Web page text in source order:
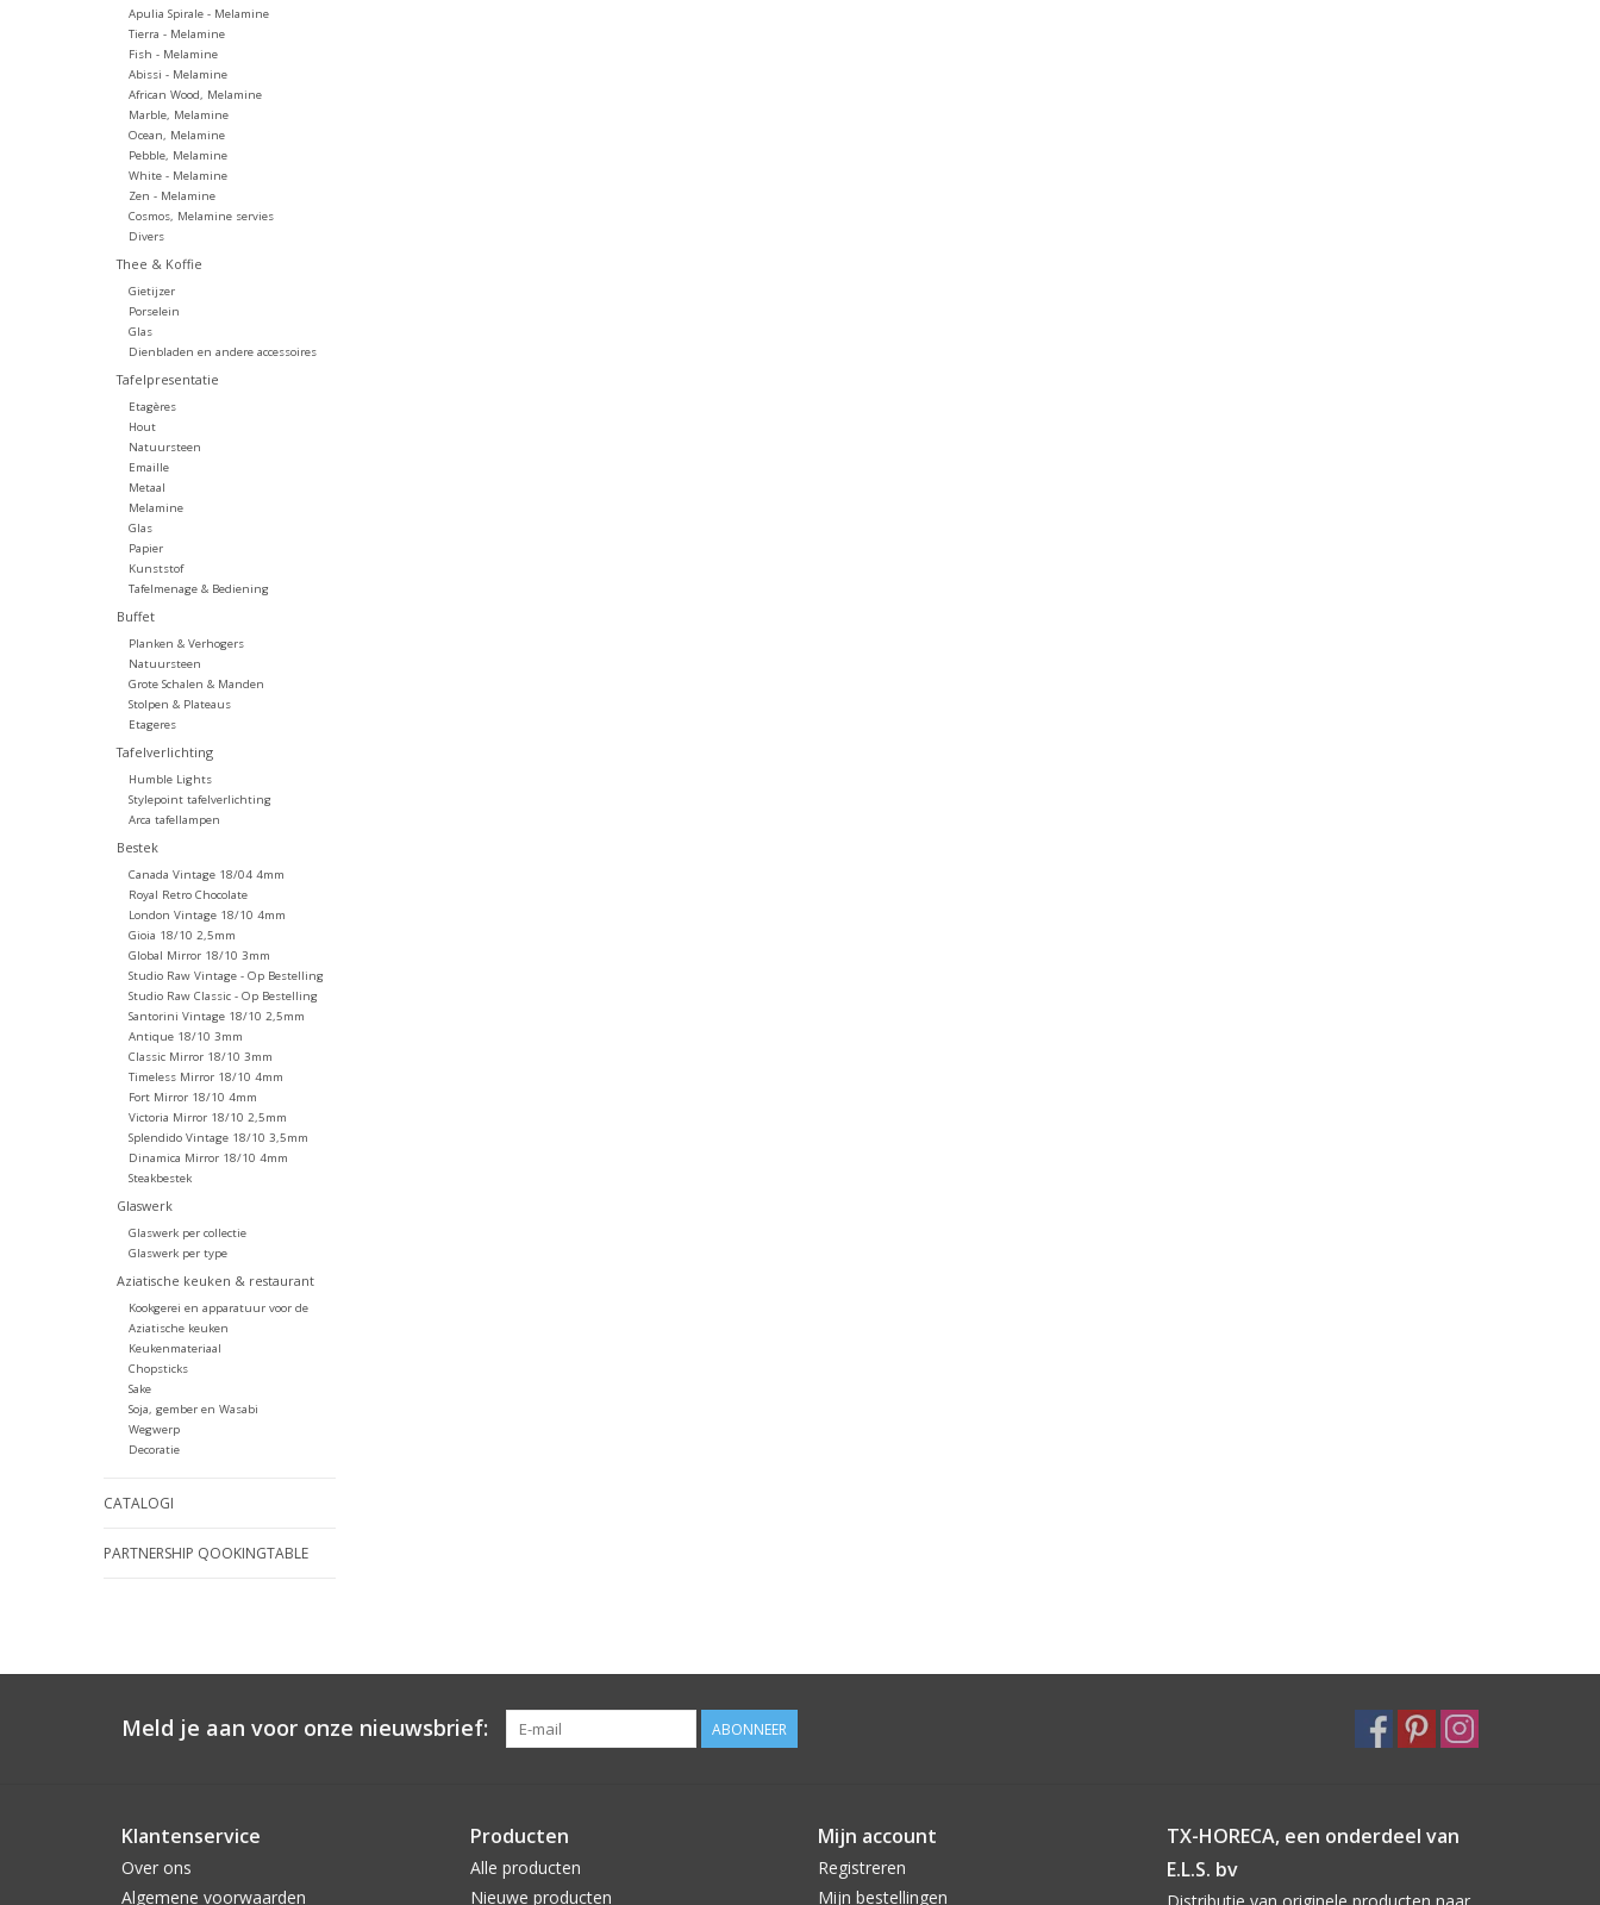
Apulia Spirale - Melamine
Tierra - Melamine
Fish - Melamine
Abissi - Melamine
African Wood, Melamine
Marble, Melamine
Ocean, Melamine
Pebble, Melamine
White - Melamine
Zen - Melamine
Cosmos, Melamine servies
Divers
Thee & Koffie
Gietijzer
Porselein
Glas
Dienbladen en andere accessoires
Tafelpresentatie
Etagères
Hout
Natuursteen
Emaille
Metaal
Melamine
Glas
Papier
Kunststof
Tafelmenage & Bediening
Buffet
Planken & Verhogers
Natuursteen
Grote Schalen & Manden
Stolpen & Plateaus
Etageres
Tafelverlichting
Humble Lights
Stylepoint tafelverlichting
Arca tafellampen
Bestek
Canada Vintage 18/04 4mm
Royal Retro Chocolate
London Vintage 18/10 4mm
Gioia 18/10 2,5mm
Global Mirror 18/10 3mm
Studio Raw Vintage - Op Bestelling
Studio Raw Classic - Op Bestelling
Santorini Vintage 18/10 2,5mm
Antique 18/10 3mm
Classic Mirror 18/10 3mm
Timeless Mirror 18/10 4mm
Fort Mirror 18/10 4mm
Victoria Mirror 18/10 2,5mm
Splendido Vintage 18/10 3,5mm
Dinamica Mirror 18/10 4mm
Steakbestek
Glaswerk
Glaswerk per collectie
Glaswerk per type
Aziatische keuken & restaurant
Kookgerei en apparatuur voor de
Aziatische keuken
Keukenmateriaal
Chopsticks
Sake
Soja, gember en Wasabi
Wegwerp
Decoratie
CATALOGI
PARTNERSHIP QOOKINGTABLE
Meld je aan voor onze nieuwsbrief: ABONNEER
Klantenservice
Over ons
Algemene voorwaarden
Producten
Alle producten
Nieuwe producten
Mijn account
Registreren
Mijn bestellingen
TX-HORECA, een onderdeel van
E.L.S. bv